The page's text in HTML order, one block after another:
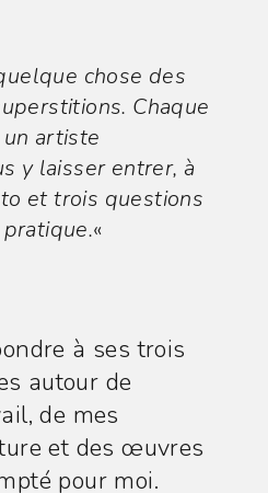
chose des
Chaque
artiste
y laisser entrer, à
et trois questions
«
à ses trois
autour de
de mes
et des œuvres
pour moi.